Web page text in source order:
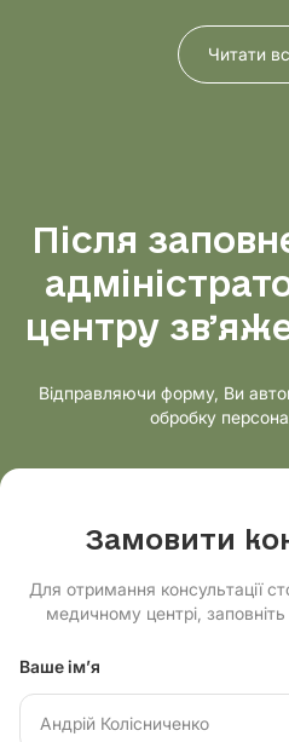
Читати
Після
центру
Відправляючи форму, Ви
обробку
Замовити
Для отримання консультації
медичному центрі,
Ваше ім’я